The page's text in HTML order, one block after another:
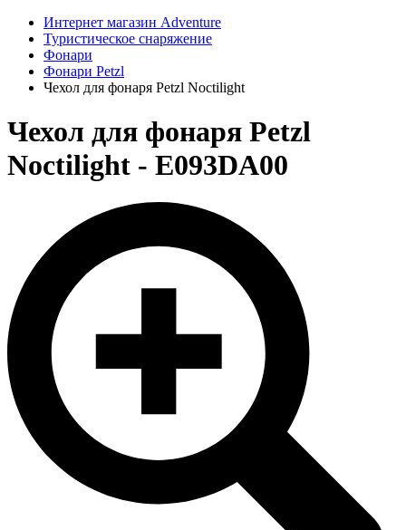
Интернет магазин Adventure
Туристическое снаряжение
Фонари
Фонари Petzl
Чехол для фонаря Petzl Noctilight
Чехол для фонаря Petzl
Noctilight - E093DA00